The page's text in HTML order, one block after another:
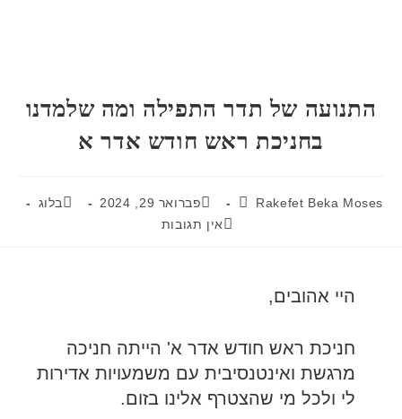
התנועה של תדר התפילה ומה שלמדנו
בחניכת ראש חודש אדר א
Rakefet Beka Moses פברואר 29, 2024
בלוג
אין תגובות
היי אהובים,
חניכת ראש חודש אדר א' הייתה חניכה
מרגשת ואינטנסיבית עם משמעויות אדירות
לי ולכל מי שהצטרף אלינו בזום.